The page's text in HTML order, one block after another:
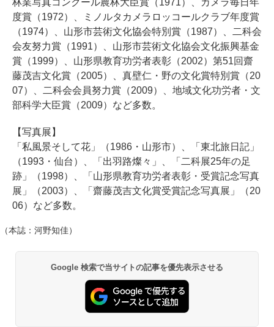
林業写真コンクール農林大臣賞（1971）、カメラ毎日年
度賞（1972）、ミノルタカメラロッコールクラブ年度賞
（1974）、山形市芸術文化協会特別賞（1987）、二科会
会友努力賞（1991）、山形市芸術文化協会文化振興基金
賞（1999）、山形県教育功労者表彰（2002）第51回齋
藤茂吉文化賞（2005）、真壁仁・野の文化賞特別賞（20
07）、二科会会員努力賞（2009）、地域文化功労者・文
部科学大臣賞（2009）など多数。
【写真展】
「私風景そして花」（1986・山形市）、「東北旅日記」
（1993・仙台）、「出羽路燦々」、「二科展25年の足
跡」（1998）、「山形県教育功労者表彰・受賞記念写真
展」（2003）、「齋藤茂吉文化賞受賞記念写真展」（20
06）など多数。
（本誌：河野知佳）
Google 検索で当サイトの記事を優先表示させる